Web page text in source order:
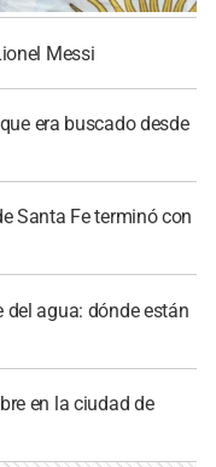
Messi
era buscado desde
Santa Fe terminó con
del agua: dónde están
en la ciudad de